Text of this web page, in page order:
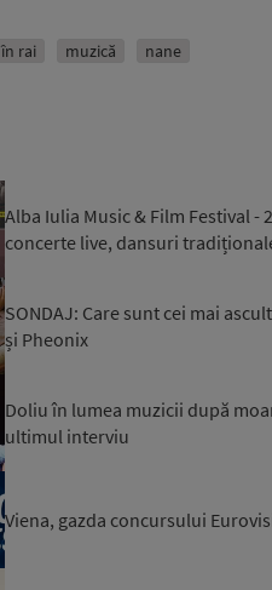
în rai muzică nane
Alba Iulia Music & Film Festival
concerte live, dansuri
SONDAJ: Care sunt cei mai
și Pheonix
Doliu în lumea muzicii după
ultimul interviu
Viena, gazda concursului